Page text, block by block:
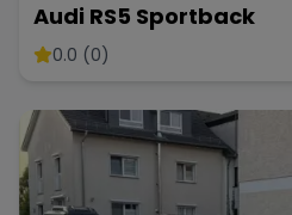
Bugatti Lotus
Range Rover Corvette
Audi RS5 Sportback
0.0 (0)